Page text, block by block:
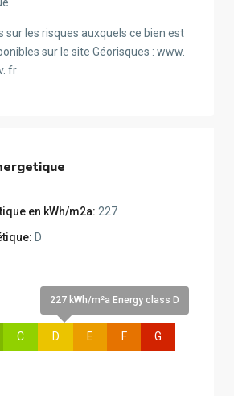
sur les risques auxquels ce bien est
sur le site Géorisques : www.
fr
en kWh/m2a: 227
D
C
227 kWh/m²a Energy class D
D E F G